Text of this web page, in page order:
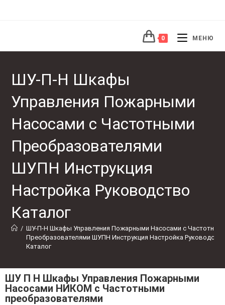
0 МЕНЮ
ШУ-П-Н Шкафы
Управления Пожарными
Насосами с Частотными
Преобразователями
ШУПН Инструкция
Настройка Руководство
Каталог
/ ШУ-П-Н Шкафы Управления Пожарными Насосами с
Преобразователями ШУПН Инструкция Настройка
Каталог
ШУ П Н Шкафы Управления Пожарными
Насосами НИКОМ с Частотными
преобразователями